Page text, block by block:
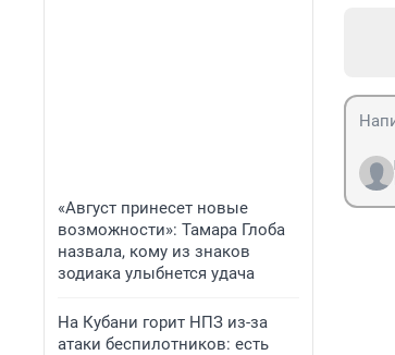
«Август принесет новые
возможности»: Тамара Глоба
назвала, кому из знаков
зодиака улыбнется удача
На Кубани горит НПЗ из-за
атаки беспилотников: есть